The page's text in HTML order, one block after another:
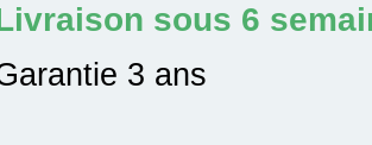
sous 6
3 ans